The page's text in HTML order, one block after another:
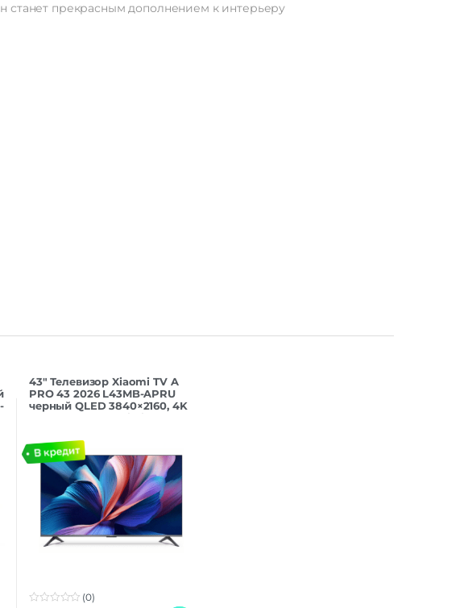
станет прекрасным дополнением к интерьеру
43″ Телевизор Xiaomi TV A
PRO 43 2026 L43MB-APRU
черный QLED 3840×2160, 4K
(0)